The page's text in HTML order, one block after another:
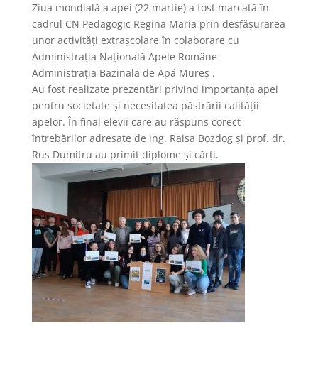
Ziua mondială a apei (22 martie) a fost marcată în
cadrul CN Pedagogic Regina Maria prin desfășurarea
unor activități extrașcolare în colaborare cu
Administrația Națională Apele Române-
Administrația Bazinală de Apă Mureș .
Au fost realizate prezentări privind importanța apei
pentru societate și necesitatea păstrării calității
apelor. În final elevii care au răspuns corect
întrebărilor adresate de ing. Raisa Bozdog și prof. dr.
Rus Dumitru au primit diplome și cărți.